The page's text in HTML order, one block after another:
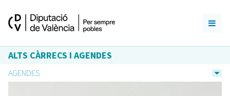
ALTS CÀRRECS I AGENDES
AGENDES